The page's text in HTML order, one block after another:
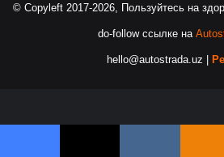
© Copyleft 2017-2026, Пользуйтесь на
do-follow ссылке на
hello@autostrada.uz |